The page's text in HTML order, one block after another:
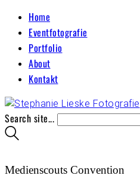
Home
Eventfotografie
Portfolio
About
Kontakt
Search site...
Medienscouts Convention